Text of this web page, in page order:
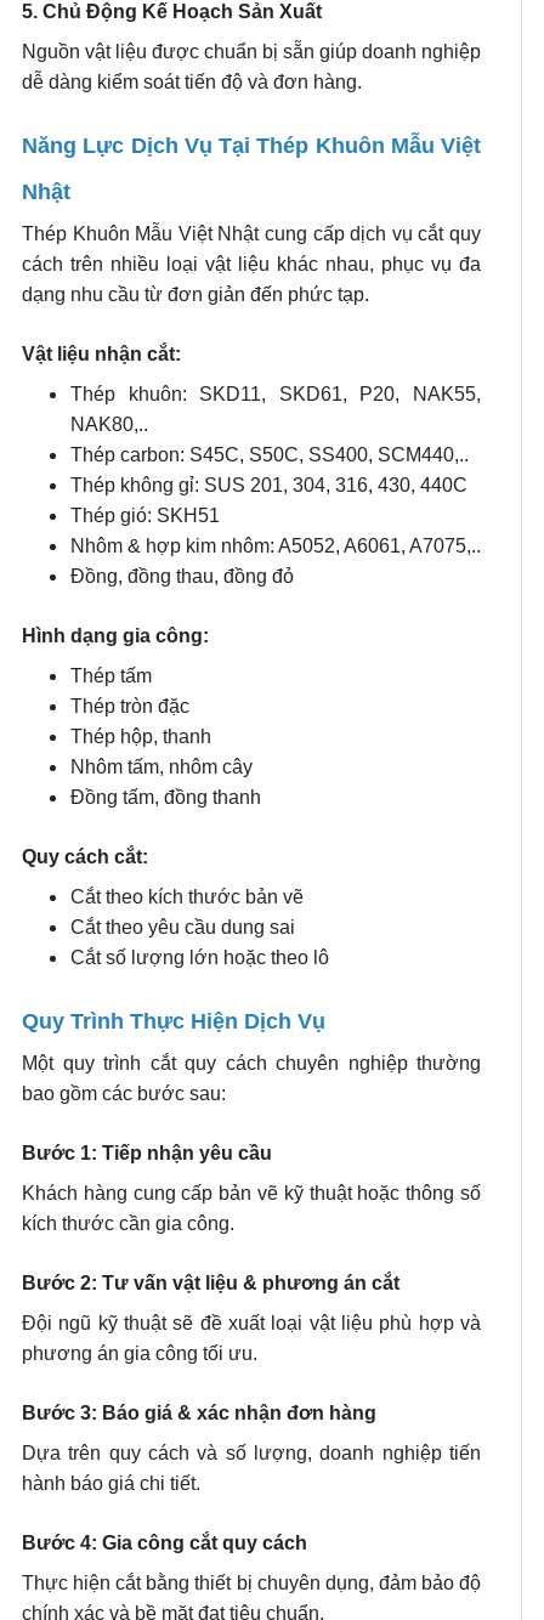
5. Chủ Động Kế Hoạch Sản Xuất
Nguồn vật liệu được chuẩn bị sẵn giúp doanh nghiệp
dễ dàng kiểm soát tiến độ và đơn hàng.
Năng Lực Dịch Vụ Tại Thép Khuôn Mẫu Việt
Nhật
Thép Khuôn Mẫu Việt Nhật cung cấp dịch vụ cắt quy
cách trên nhiều loại vật liệu khác nhau, phục vụ đa
dạng nhu cầu từ đơn giản đến phức tạp.
Vật liệu nhận cắt:
Thép khuôn: SKD11, SKD61, P20, NAK55,
NAK80,..
Thép carbon: S45C, S50C, SS400, SCM440,..
Thép không gỉ: SUS 201, 304, 316, 430, 440C
Thép gió: SKH51
Nhôm & hợp kim nhôm: A5052, A6061, A7075,..
Đồng, đồng thau, đồng đỏ
Hình dạng gia công:
Thép tấm
Thép tròn đặc
Thép hộp, thanh
Nhôm tấm, nhôm cây
Đồng tấm, đồng thanh
Quy cách cắt:
Cắt theo kích thước bản vẽ
Cắt theo yêu cầu dung sai
Cắt số lượng lớn hoặc theo lô
Quy Trình Thực Hiện Dịch Vụ
Một quy trình cắt quy cách chuyên nghiệp thường
bao gồm các bước sau:
Bước 1: Tiếp nhận yêu cầu
Khách hàng cung cấp bản vẽ kỹ thuật hoặc thông số
kích thước cần gia công.
Bước 2: Tư vấn vật liệu & phương án cắt
Đội ngũ kỹ thuật sẽ đề xuất loại vật liệu phù hợp và
phương án gia công tối ưu.
Bước 3: Báo giá & xác nhận đơn hàng
Dựa trên quy cách và số lượng, doanh nghiệp tiến
hành báo giá chi tiết.
Bước 4: Gia công cắt quy cách
Thực hiện cắt bằng thiết bị chuyên dụng, đảm bảo độ
chính xác và bề mặt đạt tiêu chuẩn.